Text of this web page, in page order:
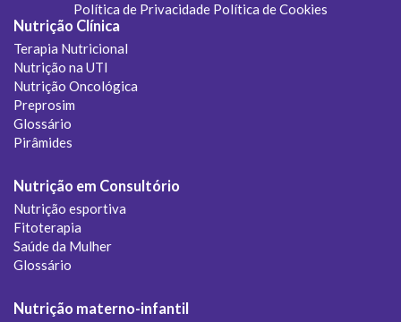
Política de Privacidade Política de Cookies
Nutrição Clínica
Terapia Nutricional
Nutrição na UTI
Nutrição Oncológica
Preprosim
Glossário
Pirâmides
Nutrição em Consultório
Nutrição esportiva
Fitoterapia
Saúde da Mulher
Glossário
Nutrição materno-infantil